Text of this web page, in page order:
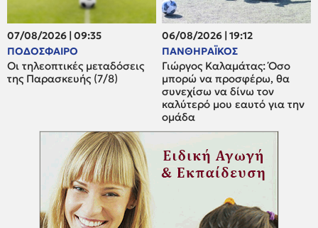
07/08/2026 | 09:35
ΠΟΔΟΣΦΑΙΡΟ
Οι τηλεοπτικές μεταδόσεις
της Παρασκευής (7/8)
06/08/2026 | 19:12
ΠΑΝΘΗΡΑΪΚΟΣ
Γιώργος Καλαμάτας: Όσο
μπορώ να προσφέρω, θα
συνεχίσω να δίνω τον
καλύτερό μου εαυτό για την
ομάδα